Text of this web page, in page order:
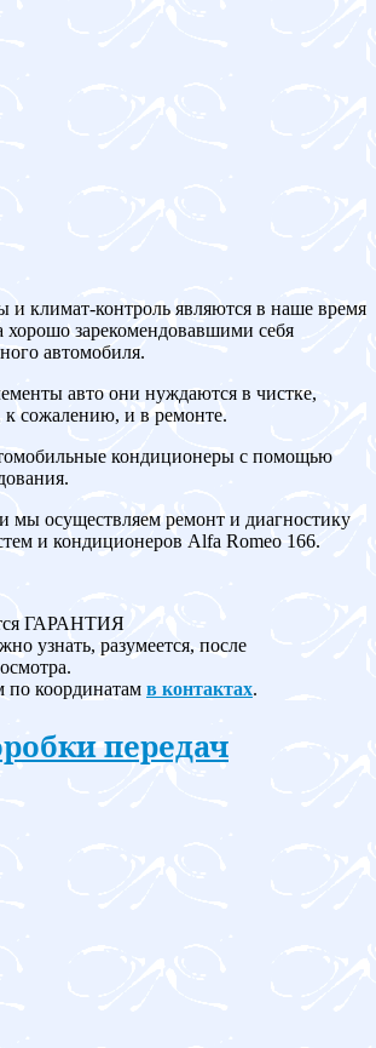
и климат-контроль являются в наше время
хорошо зарекомендовавшими себя
автомобиля.
авто они нуждаются в чистке,
к сожалению, и в ремонте.
кондиционеры с помощью
мы осуществляем ремонт и диагностику
и кондиционеров Alfa Romeo 166.
ГАРАНТИЯ
узнать, разумеется, после
по координатам в контактах.
передач